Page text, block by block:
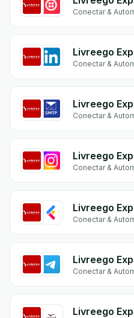
Conectar &
Conectar &
Livreego
Conectar &
Conectar &
Livreego
Conectar &
Livreego
Conectar &